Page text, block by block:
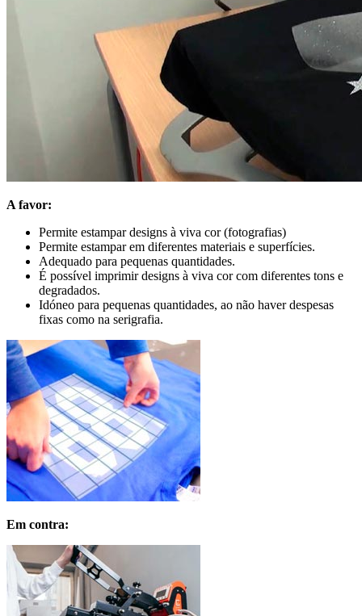
A favor:
Permite estampar designs à viva cor (fotografias)
Permite estampar em diferentes materiais e superfícies.
Adequado para pequenas quantidades.
É possível imprimir designs à viva cor com diferentes tons e
degradados.
Idóneo para pequenas quantidades, ao não haver despesas
fixas como na serigrafia.
Em contra: